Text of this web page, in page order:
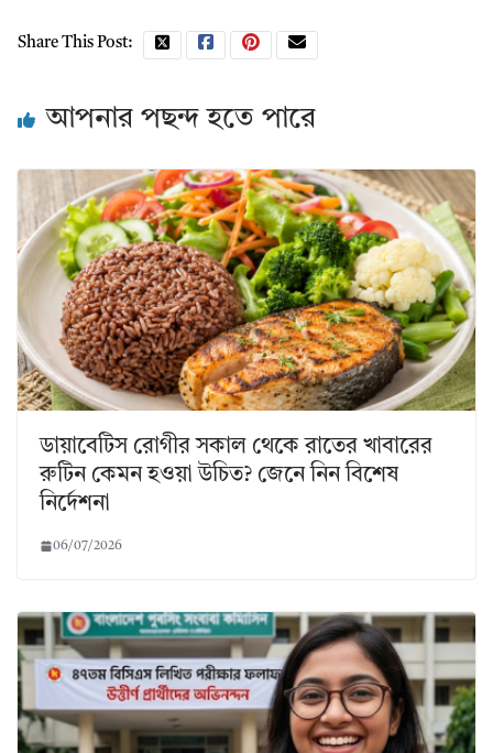
Share This Post:
আপনার পছন্দ হতে পারে
ডায়াবেটিস রোগীর সকাল থেকে রাতের খাবারের
রুটিন কেমন হওয়া উচিত? জেনে নিন বিশেষ
নির্দেশনা
06/07/2026